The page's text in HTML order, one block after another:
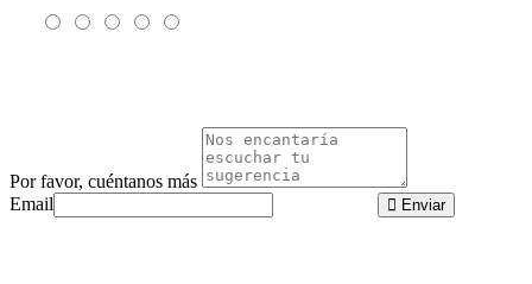
Por favor, cuéntanos más
Email
Enviar